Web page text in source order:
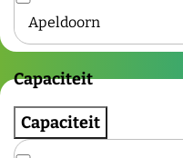
Apeldoorn
Capaciteit
Capaciteit